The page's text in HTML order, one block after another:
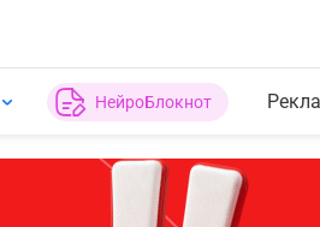
НейроБлокнот